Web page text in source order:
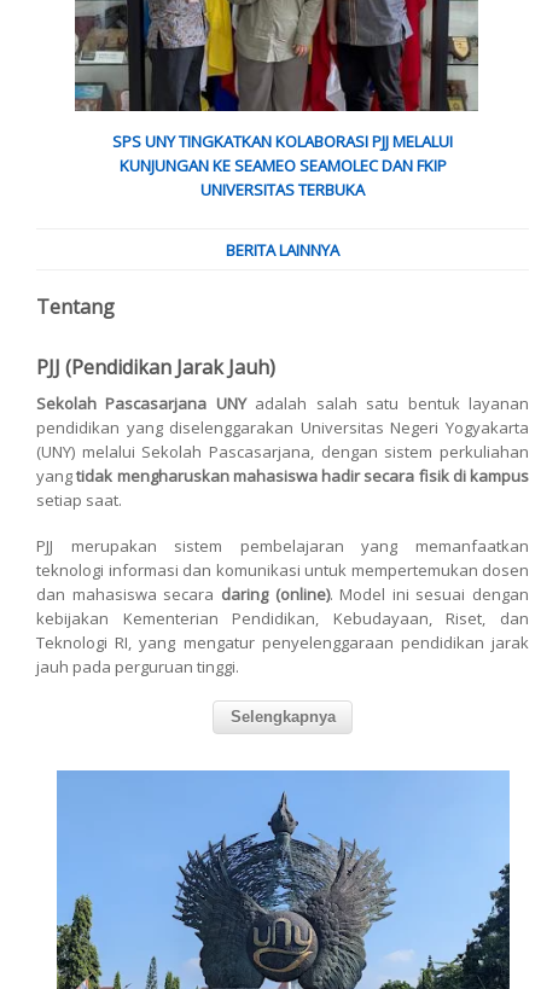
SPS UNY TINGKATKAN KOLABORASI PJJ MELALUI
KUNJUNGAN KE SEAMEO SEAMOLEC DAN FKIP
UNIVERSITAS TERBUKA
BERITA LAINNYA
Tentang
PJJ (Pendidikan Jarak Jauh)
Sekolah Pascasarjana UNYadalah salah satu bentuk layanan
pendidikan yang diselenggarakan Universitas Negeri Yogyakarta
(UNY) melalui Sekolah Pascasarjana, dengan sistem perkuliahan
yangtidak mengharuskan mahasiswa hadir secara fisik di kampus
setiap saat.
PJJ merupakan sistem pembelajaran yang memanfaatkan
teknologi informasi dan komunikasi untuk mempertemukan dosen
dan mahasiswa secara daring (online). Model ini sesuai dengan
kebijakan Kementerian Pendidikan, Kebudayaan, Riset, dan
Teknologi RI, yang mengatur penyelenggaraan pendidikan jarak
jauh pada perguruan tinggi.
Selengkapnya